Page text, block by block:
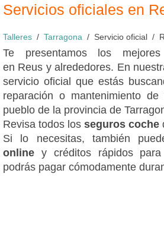
Servicios oficiales en
Talleres Tarragona Servicio oficial
Te presentamos los
en Reus y alrededores. En
servicio oficial que estás
reparación o mantenimiento
pueblo de la provincia de
Revisa todos los seguros coche
Si lo necesitas, también
online y créditos rápidos
podrás pagar cómodamente